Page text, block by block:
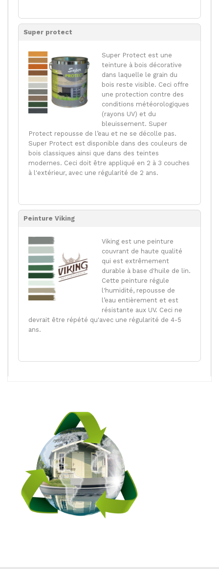
Super protect
Super Protect est une
teinture à bois décorative
dans laquelle le grain du
bois reste visible. Ceci offre
une protection contre des
conditions météorologiques
(rayons UV) et du
bleuissement. Super
Protect repousse de l’eau et ne se décolle pas.
Super Protect est disponible dans des couleurs de
bois classiques ainsi que dans des teintes
modernes. Ceci doit être appliqué en 2 à 3 couches
à l'extérieur, avec une régularité de 2 ans.
Peinture Viking
Viking est une peinture
couvrant de haute qualité
qui est extrêmement
durable à base d'huile de lin.
Cette peinture régule
l'humidité, repousse de
l’eau entièrement et est
résistante aux UV. Ceci ne
devrait être répété qu'avec une régularité de 4-5
ans.